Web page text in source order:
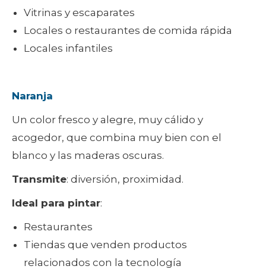
Vitrinas y escaparates
Locales o restaurantes de comida rápida
Locales infantiles
Naranja
Un color fresco y alegre, muy cálido y
acogedor, que combina muy bien con el
blanco y las maderas oscuras.
Transmite: diversión, proximidad.
Ideal para pintar:
Restaurantes
Tiendas que venden productos
relacionados con la tecnología